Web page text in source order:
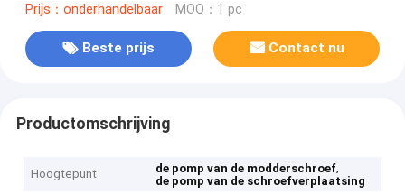
Prijs：onderhandelbaar MOQ：1 pc
Beste prijs Contact nu
Productomschrijving
Hoogtepunt de pomp van de modderschroef,
de pomp van de schroefverplaatsing